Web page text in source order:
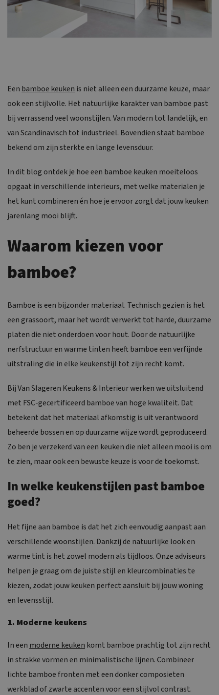
Een bamboe keuken is niet alleen een duurzame keuze, maar
ook een stijlvolle. Het natuurlijke karakter van bamboe past
bij verrassend veel woonstijlen. Van modern tot landelijk, en
van Scandinavisch tot industrieel. Bovendien staat bamboe
bekend om zijn sterkte en lange levensduur.
In dit blog ontdek je hoe een bamboe keuken moeiteloos
opgaat in verschillende interieurs, met welke materialen je
het kunt combineren én hoe je ervoor zorgt dat jouw keuken
jarenlang mooi blijft.
Waarom kiezen voor
bamboe?
Bamboe is een bijzonder materiaal. Technisch gezien is het
een grassoort, maar het wordt verwerkt tot harde, duurzame
platen die niet onderdoen voor hout. Door de natuurlijke
nerfstructuur en warme tinten heeft bamboe een verfijnde
uitstraling die in elke keukenstijl tot zijn recht komt.
Bij Van Slageren Keukens & Interieur werken we uitsluitend
met FSC-gecertificeerd bamboe van hoge kwaliteit. Dat
betekent dat het materiaal afkomstig is uit verantwoord
beheerde bossen en op duurzame wijze wordt geproduceerd.
Zo ben je verzekerd van een keuken die niet alleen mooi is om
te zien, maar ook een bewuste keuze is voor de toekomst.
In welke keukenstijlen past bamboe
goed?
Het fijne aan bamboe is dat het zich eenvoudig aanpast aan
verschillende woonstijlen. Dankzij de natuurlijke look en
warme tint is het zowel modern als tijdloos. Onze adviseurs
helpen je graag om de juiste stijl en kleurcombinaties te
kiezen, zodat jouw keuken perfect aansluit bij jouw woning
en levensstijl.
1. Moderne keukens
In een moderne keuken komt bamboe prachtig tot zijn recht
in strakke vormen en minimalistische lijnen. Combineer
lichte bamboe fronten met een donker composieten
werkblad of zwarte accenten voor een stijlvol contrast.